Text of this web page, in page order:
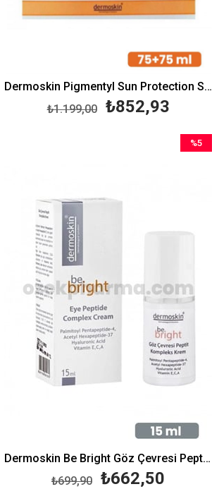
Dermoskin Pigmentyl Sun Protection SPF50+ Cream 75ml | İkili Paket
₺852,93
₺1.199,00
Dermoskin Be Bright Göz Çevresi Peptit Kompleks Krem 15 ml
₺662,50
₺699,90
%5